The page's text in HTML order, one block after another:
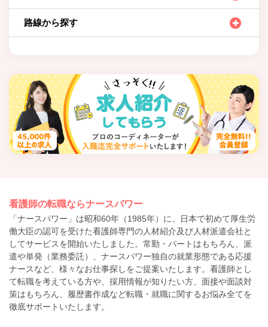
路線から探す
看護師の転職ならナースパワー
「ナースパワー」は昭和60年（1985年）に、日本で初めて厚生労
働大臣の認可を受けた看護師専門の人材紹介及び人材派遣会社と
してサービスを開始いたしました。常勤・パートはもちろん、派
遣や単発（業務委託）、ナースパワー独自の就業形態である応援
ナースなど、様々なお仕事探しをご提案いたします。看護師とし
て転職を考えている方や、採用情報が知りたい方、面接や面談対
策はもちろん、履歴書作成など転職・就職に関するお悩み全てを
徹底サポートいたします。